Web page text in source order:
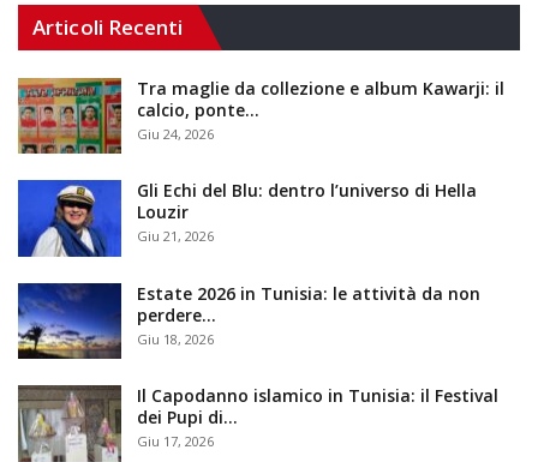
Articoli Recenti
Tra maglie da collezione e album Kawarji: il
calcio, ponte…
Giu 24, 2026
Gli Echi del Blu: dentro l’universo di Hella
Louzir
Giu 21, 2026
Estate 2026 in Tunisia: le attività da non
perdere…
Giu 18, 2026
Il Capodanno islamico in Tunisia: il Festival
dei Pupi di…
Giu 17, 2026